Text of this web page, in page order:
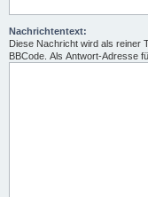
Nachrichtentext:
Diese Nachricht wird als reiner
BBCode. Als Antwort-Adresse